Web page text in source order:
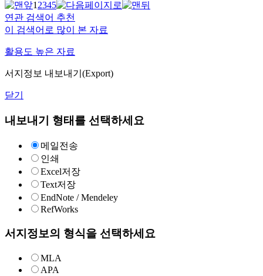
12345
연관 검색어 추천
이 검색어로 많이 본 자료
활용도 높은 자료
서지정보 내보내기(Export)
닫기
내보내기 형태를 선택하세요
메일전송
인쇄
Excel저장
Text저장
EndNote / Mendeley
RefWorks
서지정보의 형식을 선택하세요
MLA
APA